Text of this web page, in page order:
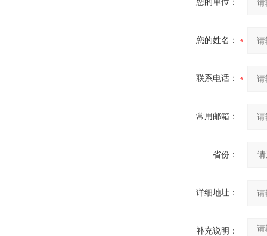
您的单位：
您的姓名：
联系电话：
常用邮箱：
省份：
详细地址：
补充说明：